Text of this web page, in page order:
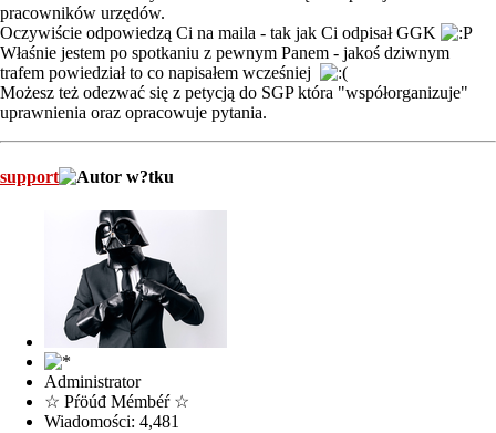
pracowników urzędów.
Oczywiście odpowiedzą Ci na maila - tak jak Ci odpisał GGK
Właśnie jestem po spotkaniu z pewnym Panem - jakoś dziwnym
trafem powiedział to co napisałem wcześniej
Możesz też odezwać się z petycją do SGP która "współorganizuje"
uprawnienia oraz opracowuje pytania.
support
Administrator
☆ Pŕöúđ Mémbéŕ ☆
Wiadomości: 4,481